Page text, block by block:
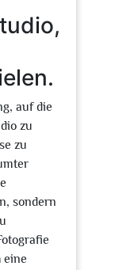
auf die
zu
zu
sondern
eine